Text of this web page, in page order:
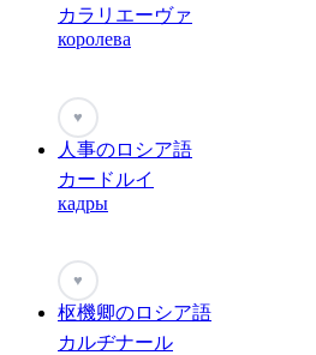
カラリエーヴァ
королева
♥
人事のロシア語
カードルイ
кадры
♥
枢機卿のロシア語
カルヂナール